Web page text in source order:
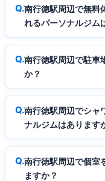
南行徳駅周辺で無料
れるパーソナルジム
南行徳駅周辺で駐車
か？
南行徳駅周辺でシャ
ナルジムはあります
南行徳駅周辺で個室
ますか？